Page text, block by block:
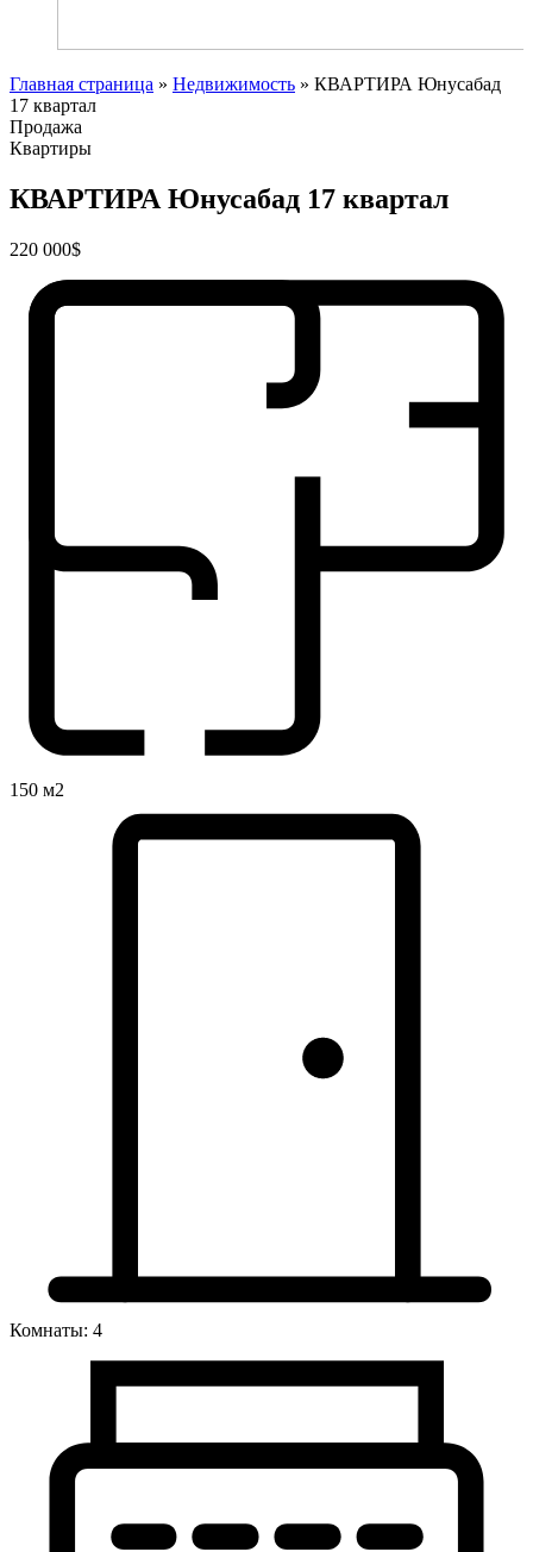
Главная страница » Недвижимость » КВАРТИРА Юнусабад
17 квартал
Продажа
Квартиры
КВАРТИРА Юнусабад 17 квартал
220 000$
150 м2
Комнаты: 4